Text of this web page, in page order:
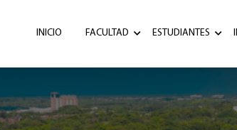
INICIO FACULTAD ESTUDIANTES